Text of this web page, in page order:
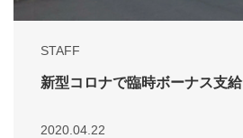
STAFF
新型コロナで臨時ボーナス支給
2020.04.22